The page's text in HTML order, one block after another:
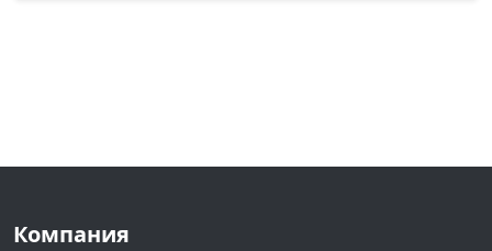
Компания